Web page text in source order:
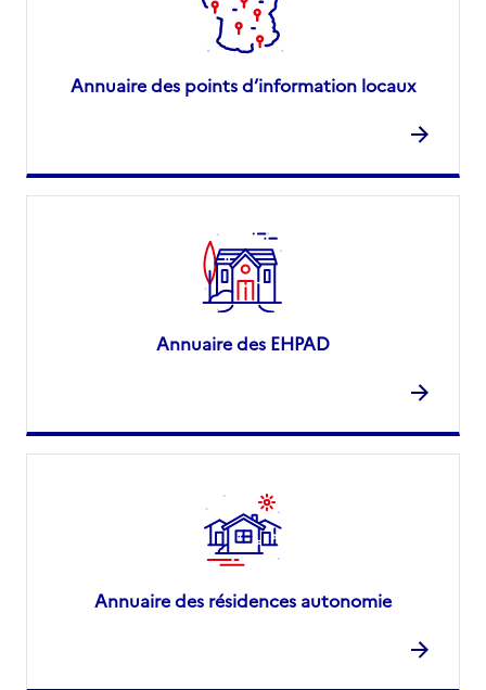
Annuaire des points d’information locaux
Annuaire des EHPAD
Annuaire des résidences autonomie